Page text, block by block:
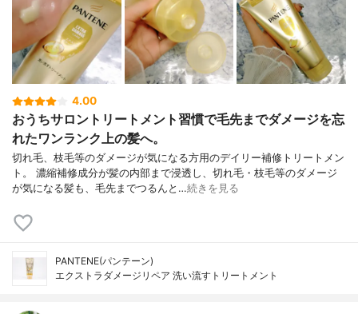
4.00
おうちサロントリートメント習慣で毛先までダメージを忘
れたワンランク上の髪へ。
切れ毛、枝毛等のダメージが気になる方用のデイリー補修トリートメン
ト。 濃縮補修成分が髪の内部まで浸透し、切れ毛・枝毛等のダメージ
が気になる髪も、毛先までつるんと…続きを見る
PANTENE(パンテーン)
エクストラダメージリペア 洗い流すトリートメント